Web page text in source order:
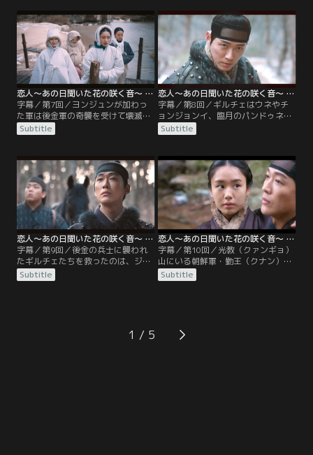
国恩に報いよ」という王命を受け
る。ヨンジュンはさっそく義兵を募
るが、民を捨てて逃げた王をなぜ救
わなければならないのかと断るジャ
ンヒョン。
ュンの様子に、ギルチェはショック
を受ける。そんな彼女を見たジャン
ヒョンはその夜、村の娘たちの将来
を考えて出征前に婚礼せず、先延ば
しにしたらどうかと儒生たちに提案
し…。
恋人～あの日聞いた花の咲く音～ 第07話／字幕
字幕／第7回／ヨンジュンが加わっ
た軍は後金軍の奇襲を受けて壊滅。
ヨンジュンは辛うじて生き延びる。
一方、南漢山城では糧食が尽きかけ
音を聞き、狼煙（のろし）を上げよ
うとするジャンヒョン。しかし、リ
ャンウムが1人で村に買い物に行っ
たとクジャムから報告を受け、急い
で彼のもとへ向かう。
Subtitle
恋人～あの日聞いた花の咲く音～ 第08話／字幕
字幕／第8回／ギルチェはウネやチ
ョンジョンイ、臨月のパンドゥネと
ともに雪の山中へと逃亡する。後金
の兵士たちは、そんな彼女たちを執
ンたちはヌングン里に到着。人気の
ない様子から、全員避難したのだと
安堵した矢先、雪に埋もれたソンチ
ュとイランの亡骸を発見。2人を埋
葬したジャンヒョンは、敵兵と戦う
ことを決意する。
Subtitle
恋人～あの日聞いた花の咲く音～ 第09話／字幕
字幕／第9回／後金の兵士に襲われ
たギルチェたちを救ったのは、ジャ
ンヒョンだった。彼が背後から不意
打ちされそうになり、思わず「旦那
うと猛反発する。ギルチェたちと別
れたジャンヒョンは、敗残のヨンジ
Subtitle
恋人～あの日聞いた花の咲く音～ 第10話／字幕
字幕／第10回／光教（クァンギョ）
山にいる朝鮮軍・勤王（クナン）兵
に合流したジャンヒョンたち。将軍
や兵士たちは死をもって王の恩に報
ョンの策によって後金軍に討ち勝
つ。そんな中、昭顕世子（ソヒョン
Subtitle
1